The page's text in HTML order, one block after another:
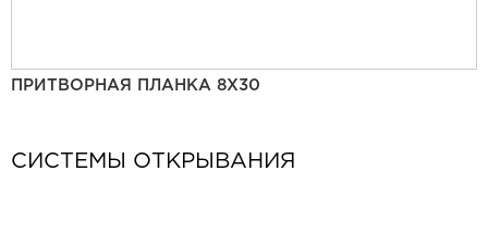
ПРИТВОРНАЯ ПЛАНКА 8Х30
СИСТЕМЫ ОТКРЫВАНИЯ